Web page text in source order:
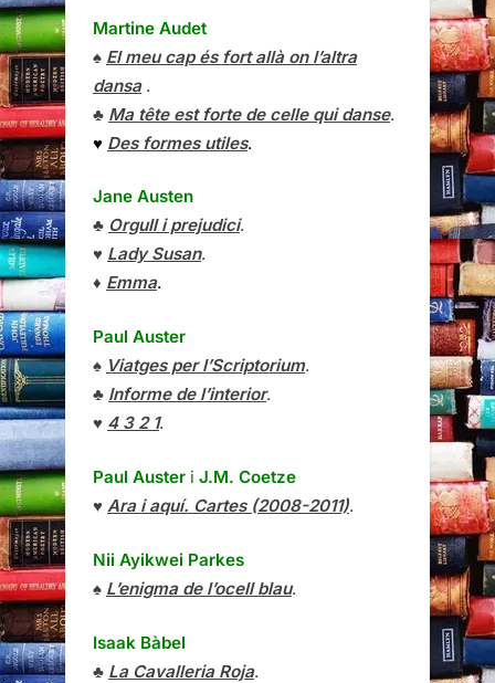
Martine Audet
♠ El meu cap és fort allà on l’altra
dansa.
♣ Ma tête est forte de celle qui danse.
♥ Des formes utiles.
Jane Austen
♣ Orgull i prejudici.
♥ Lady Susan.
♦ Emma.
Paul Auster
♠ Viatges per l’Scriptorium.
♣ Informe de l’interior.
♥ 4 3 2 1.
Paul Auster i J.M. Coetze
♥ Ara i aquí. Cartes (2008-2011).
Nii Ayikwei Parkes
♠ L’enigma de l’ocell blau.
Isaak Bàbel
♣ La Cavalleria Roja.